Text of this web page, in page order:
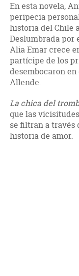
En esta novela,
peripecia
historia del Chile
Deslumbrada por
Alia Emar crece
partícipe de los
desembocaron
Allende.
La chica del
que las
se filtran a través
historia de amor.